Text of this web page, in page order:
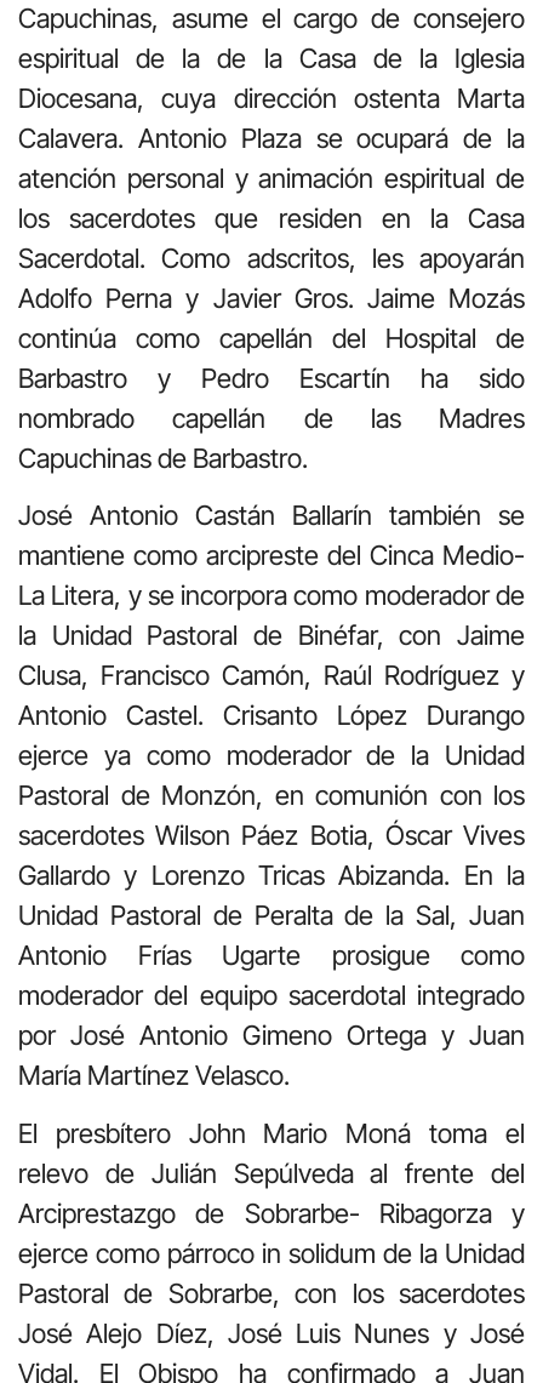
Capuchinas, asume el cargo de consejero
espiritual de la de la Casa de la Iglesia
Diocesana, cuya dirección ostenta Marta
Calavera. Antonio Plaza se ocupará de la
atención personal y animación espiritual de
los sacerdotes que residen en la Casa
Sacerdotal. Como adscritos, les apoyarán
Adolfo Perna y Javier Gros. Jaime Mozás
continúa como capellán del Hospital de
Barbastro y Pedro Escartín ha sido
nombrado capellán de las Madres
Capuchinas de Barbastro.
José Antonio Castán Ballarín también se
mantiene como arcipreste del Cinca Medio-
La Litera, y se incorpora como moderador de
la Unidad Pastoral de Binéfar, con Jaime
Clusa, Francisco Camón, Raúl Rodríguez y
Antonio Castel. Crisanto López Durango
ejerce ya como moderador de la Unidad
Pastoral de Monzón, en comunión con los
sacerdotes Wilson Páez Botia, Óscar Vives
Gallardo y Lorenzo Tricas Abizanda. En la
Unidad Pastoral de Peralta de la Sal, Juan
Antonio Frías Ugarte prosigue como
moderador del equipo sacerdotal integrado
por José Antonio Gimeno Ortega y Juan
María Martínez Velasco.
El presbítero John Mario Moná toma el
relevo de Julián Sepúlveda al frente del
Arciprestazgo de Sobrarbe- Ribagorza y
ejerce como párroco in solidum de la Unidad
Pastoral de Sobrarbe, con los sacerdotes
José Alejo Díez, José Luis Nunes y José
Vidal. El Obispo ha confirmado a Juan